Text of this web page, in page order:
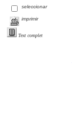
seleccionar
imprimir
Text complet